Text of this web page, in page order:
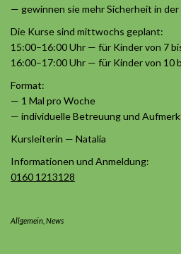
— gewinnen sie mehr Sicherheit in
Die Kurse sind mittwochs geplant:
15:00–16:00 Uhr — für Kinder von 7
16:00–17:00 Uhr — für Kinder von 10
Format:
— 1 Mal pro Woche
— individuelle Betreuung und
Kursleiterin — Natalia
Informationen und Anmeldung:
0160 1213128
Allgemein News